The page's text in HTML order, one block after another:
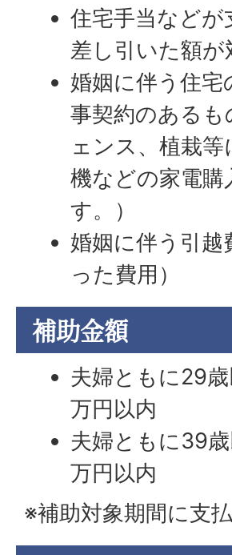
住宅手当など
差し引いた額が
婚姻に伴う住
事契約のある
ェンス、植栽
機などの家電
す。）
婚姻に伴う引越
った費用）
補助金額
夫婦ともに29
万円以内
夫婦ともに39
万円以内
※補助対象期間に支